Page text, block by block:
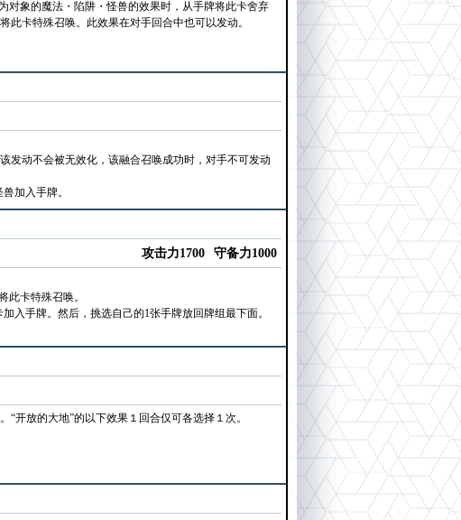
象的魔法・陷阱・怪兽的效果时，从手牌将此卡舍弃
卡特殊召唤。此效果在对手回合中也可以发动。
发动不会被无效化，该融合召唤成功时，对手不可发动
加入手牌。
攻击力1700 守备力1000
卡特殊召唤。
入手牌。然后，挑选自己的1张手牌放回牌组最下面。
开放的大地”的以下效果１回合仅可各选择１次。